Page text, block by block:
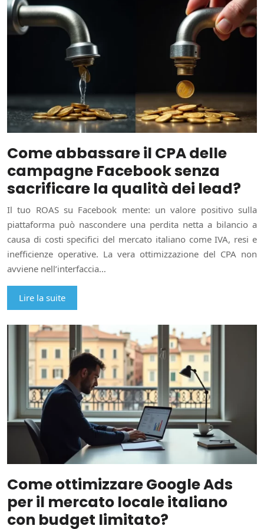
Come abbassare il CPA delle
campagne Facebook senza
sacrificare la qualità dei lead?
Il tuo ROAS su Facebook mente: un valore positivo sulla
piattaforma può nascondere una perdita netta a bilancio a
causa di costi specifici del mercato italiano come IVA, resi e
inefficienze operative. La vera ottimizzazione del CPA non
avviene nell’interfaccia…
Lire la suite
Come ottimizzare Google Ads
per il mercato locale italiano
con budget limitato?